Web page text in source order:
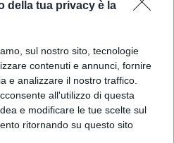
della tua privacy è la
sul nostro sito, tecnologie
contenuti e annunci, fornire
e analizzare il nostro traffico.
all'utilizzo di questa
e modificare le tue scelte sul
ritornando su questo sito
altresì profondamente
impunemente un
dell’ordine, mentre chi
rischia una condanna
un sistema di “sanzione